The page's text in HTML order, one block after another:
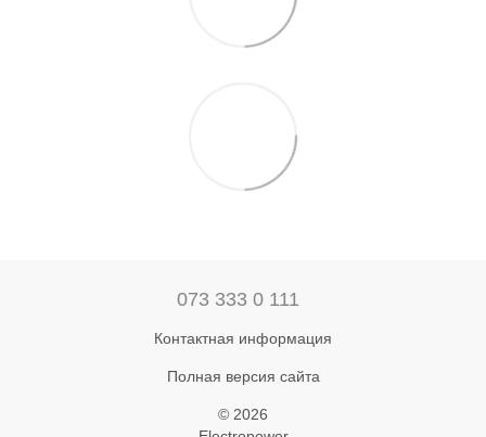
073 333 0 111
Контактная информация
Полная версия сайта
© 2026